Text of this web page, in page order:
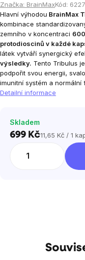
Značka: BrainMaxKód:
Hlavní výhodou BrainMax
kombinace
zemního v koncentraci
protodioscinů v každé
látek vytváří synergický
výsledky. Tento Tribulus
podpořit svou energii,
imunitní systém a
Detailní informace
Skladem
699 KčMěrná
11,65 Kč / 1